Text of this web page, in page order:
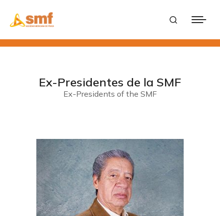
Ex-Presidentes de la SMF
Ex-Presidents of the SMF